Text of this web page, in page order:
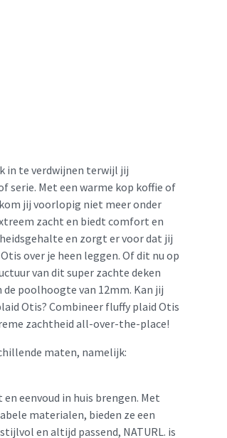
in te verdwijnen terwijl jij
Met een warme kop koffie of
jij voorlopig niet meer onder
zacht en biedt comfort en
en zorgt er voor dat jij
over je heen leggen. Of dit nu op
van dit super zachte deken
poolhoogte van 12mm. Kan jij
Otis? Combineer fluffy plaid Otis
zachtheid all-over-the-place!
maten, namelijk:
eenvoud in huis brengen. Met
materialen, bieden ze een
en altijd passend, NATURL. is